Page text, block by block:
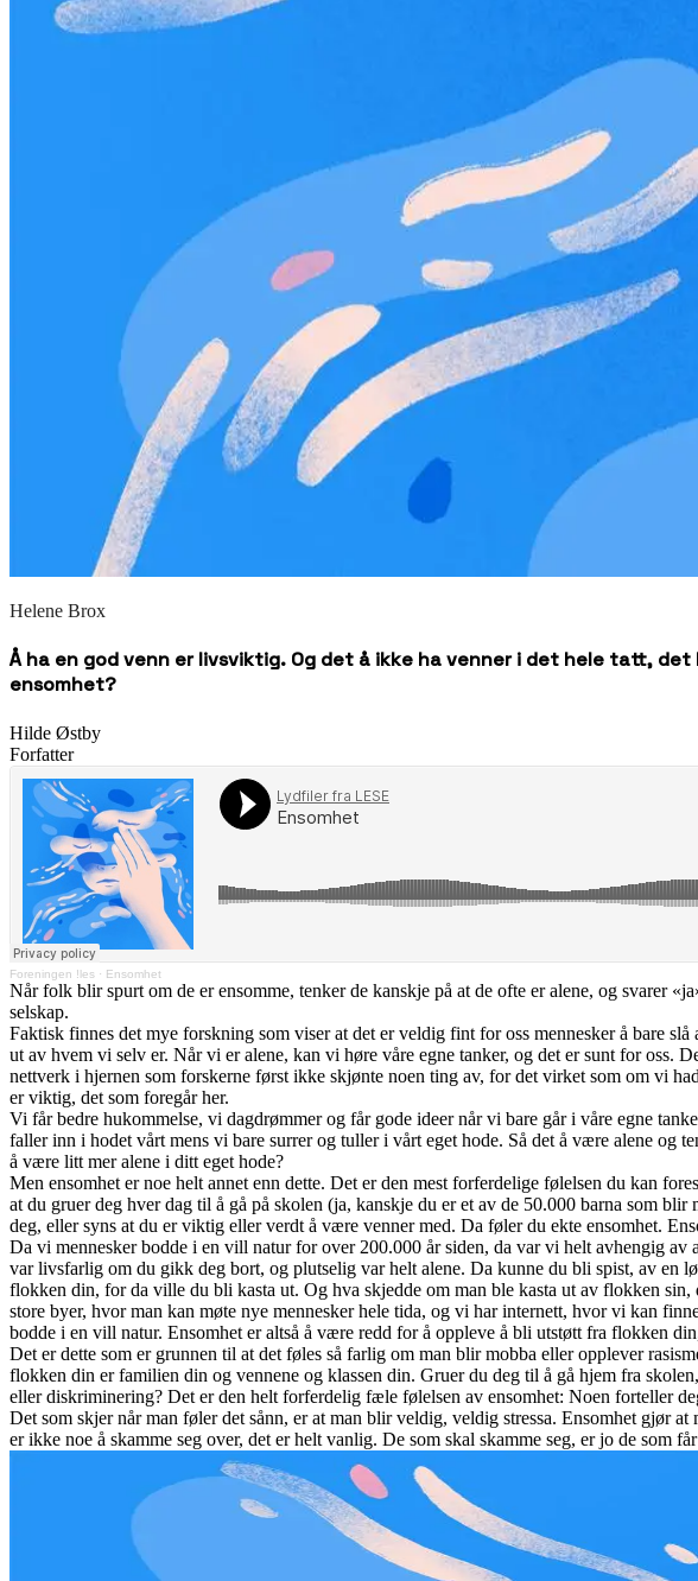
Helene Brox
Å ha en god venn er livsviktig. Og det å ikke ha venner i det hele tatt,
ensomhet?
Hilde Østby
Forfatter
Foreningen !les · Ensomhet
Når folk blir spurt om de er ensomme, tenker de kanskje på at de ofte er alene, og svarer
selskap.
Faktisk finnes det mye forskning som viser at det er veldig fint for oss mennesker å bare
ut av hvem vi selv er. Når vi er alene, kan vi høre våre egne tanker, og det er sunt for
nettverk i hjernen som forskerne først ikke skjønte noen ting av, for det virket som om vi
er viktig, det som foregår her.
Vi får bedre hukommelse, vi dagdrømmer og får gode ideer når vi bare går i våre egne
faller inn i hodet vårt mens vi bare surrer og tuller i vårt eget hode. Så det å være alene
å være litt mer alene i ditt eget hode?
Men ensomhet er noe helt annet enn dette. Det er den mest forferdelige følelsen du kan
at du gruer deg hver dag til å gå på skolen (ja, kanskje du er et av de 50.000 barna som
deg, eller syns at du er viktig eller verdt å være venner med. Da føler du ekte ensomhet.
Da vi mennesker bodde i en vill natur for over 200.000 år siden, da var vi helt avhengig
var livsfarlig om du gikk deg bort, og plutselig var helt alene. Da kunne du bli spist, av en
flokken din, for da ville du bli kasta ut. Og hva skjedde om man ble kasta ut av flokken
store byer, hvor man kan møte nye mennesker hele tida, og vi har internett, hvor vi kan
bodde i en vill natur. Ensomhet er altså å være redd for å oppleve å bli utstøtt fra flokken
Det er dette som er grunnen til at det føles så farlig om man blir mobba eller opplever
flokken din er familien din og vennene og klassen din. Gruer du deg til å gå hjem fra
eller diskriminering? Det er den helt forferdelig fæle følelsen av ensomhet: Noen forteller
Det som skjer når man føler det sånn, er at man blir veldig, veldig stressa. Ensomhet gjør
er ikke noe å skamme seg over, det er helt vanlig. De som skal skamme seg, er jo de som